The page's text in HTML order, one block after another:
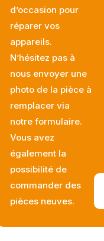
d’occasion pour
réparer vos
appareils.
N’hésitez pas à
nous envoyer une
photo de la pièce à
remplacer via
notre formulaire.
Vous avez
également la
possibilité de
commander des
pièces neuves.